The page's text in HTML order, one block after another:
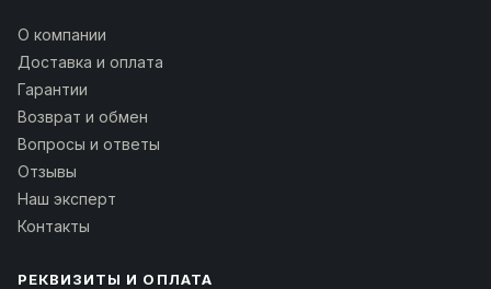
О компании
Доставка и оплата
Гарантии
Возврат и обмен
Вопросы и ответы
Отзывы
Наш эксперт
Контакты
РЕКВИЗИТЫ И ОПЛАТА